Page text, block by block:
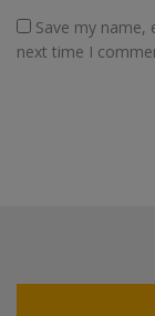
Save my name,
next time I